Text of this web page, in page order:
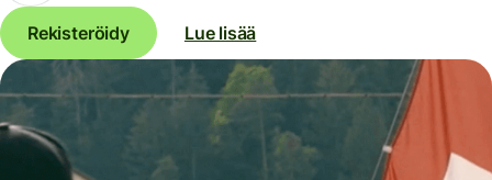
Rekisteröidy Lue lisää